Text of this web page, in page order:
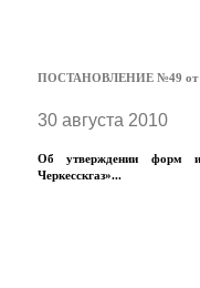
ПОСТАНОВЛЕНИЕ №49 от
30 августа 2010
Об утверждении форм и
Черкесскгаз»...